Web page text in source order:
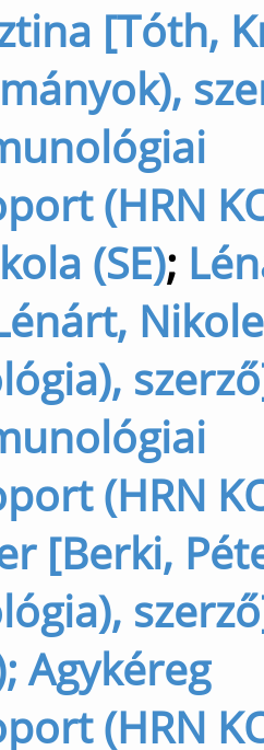
[Tóth,
(HRN
(SE);
(HRN
[Berki,
Agykéreg
(HRN